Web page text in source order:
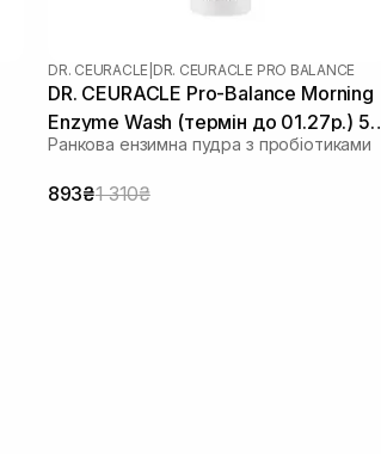
DR. CEURACLE DR. CEURACLE PRO BALANCE
DR. CEURACLE Pro-Balance Morning
Enzyme Wash (термін до 01.27р.) 50
г
Ранкова ензимна пудра з пробіотиками
893₴1 310₴